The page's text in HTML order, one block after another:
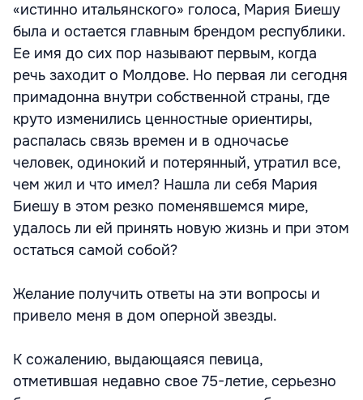
«истинно итальянского» голоса, Мария Биешу
была и остается главным брендом республики.
Ее имя до сих пор называют первым, когда
речь заходит о Молдове. Но первая ли сегодня
примадонна внутри собственной страны, где
круто изменились ценностные ориентиры,
распалась связь времен и в одночасье
человек, одинокий и потерянный, утратил все,
чем жил и что имел? Нашла ли себя Мария
Биешу в этом резко поменявшемся мире,
удалось ли ей принять новую жизнь и при этом
остаться самой собой?
Желание получить ответы на эти вопросы и
привело меня в дом оперной звезды.
К сожалению, выдающаяся певица,
отметившая недавно свое 75-летие, серьезно